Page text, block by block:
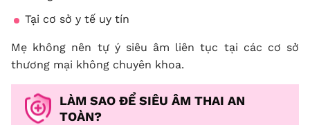
Tại cơ sở y tế uy tín
Mẹ không nên tự ý siêu âm liên tục tại các cơ sở
thương mại không chuyên khoa.
LÀM SAO ĐỂ SIÊU ÂM THAI AN
TOÀN?